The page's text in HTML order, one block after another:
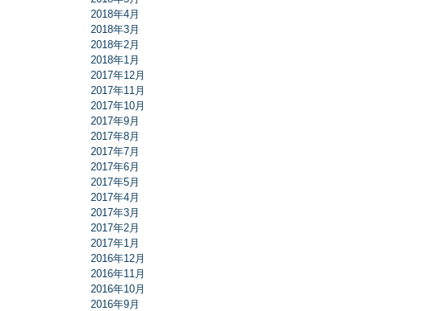
2018年4月
2018年3月
2018年2月
2018年1月
2017年12月
2017年11月
2017年10月
2017年9月
2017年8月
2017年7月
2017年6月
2017年5月
2017年4月
2017年3月
2017年2月
2017年1月
2016年12月
2016年11月
2016年10月
2016年9月